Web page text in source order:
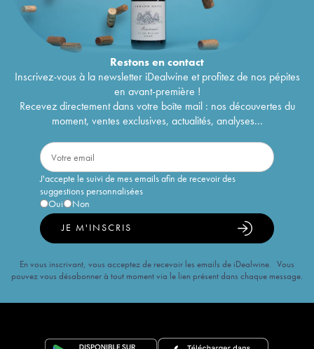
Restons encontact
Inscrivez-vous à la newsletter iDealwine et profitez de nos pépites
en avant-première !
Recevez directement dans votre boîte mail : nos découvertes du
moment, ventes exclusives, actualités, analyses...
J'accepte le suivi de mes emails afin de recevoir des
suggestions personnalisées
Oui
Non
JE M'INSCRIS
En vous inscrivant, vous acceptez de recevoir les emails de iDealwine. Vous
pouvez vous désabonner à tout moment via le lien présent dans chaque message.